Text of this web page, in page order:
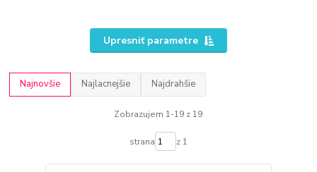
Upresniť parametre
Najnovšie Najlacnejšie Najdrahšie
Zobrazujem 1-19 z 19
strana z 1